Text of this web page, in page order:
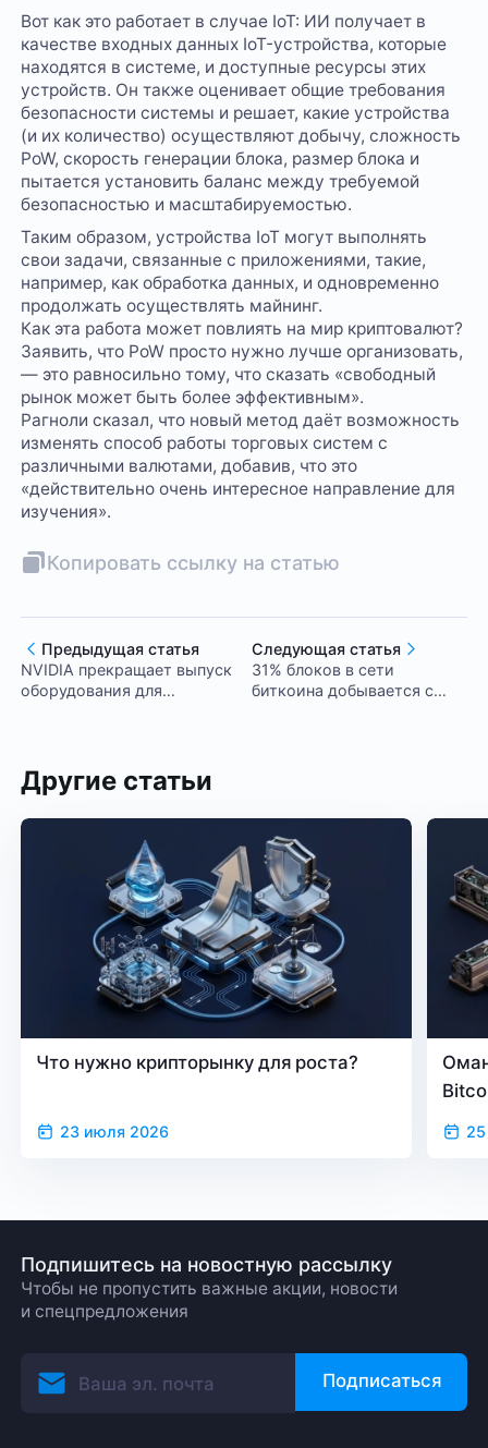
Вот как это работает в случае IoT: ИИ получает в
качестве входных данных IoT-устройства, которые
находятся в системе, и доступные ресурсы этих
устройств. Он также оценивает общие требования
безопасности системы и решает, какие устройства
(и их количество) осуществляют добычу, сложность
PoW, скорость генерации блока, размер блока и
пытается установить баланс между требуемой
безопасностью и масштабируемостью.
Таким образом, устройства IoT могут выполнять
свои задачи, связанные с приложениями, такие,
например, как обработка данных, и одновременно
продолжать осуществлять майнинг.
Как эта работа может повлиять на мир криптовалют?
Заявить, что PoW просто нужно лучше организовать,
— это равносильно тому, что сказать «свободный
рынок может быть более эффективным».
Рагноли сказал, что новый метод даёт возможность
изменять способ работы торговых систем с
различными валютами, добавив, что это
«действительно очень интересное направление для
изучения».
Копировать ссылку на статью
Предыдущая статья
NVIDIA прекращает выпуск
оборудования для
Следующая статья
31% блоков в сети
биткоина добывается с
Другие статьи
Что нужно крипторынку для роста?
23 июля 2026
Подпишитесь на новостную рассылку
Чтобы не пропустить важные акции, новости
и спецпредложения
Подписаться